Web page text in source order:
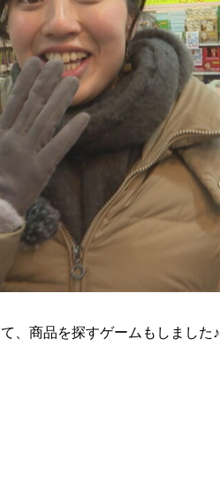
、商品を探すゲームもしました♪